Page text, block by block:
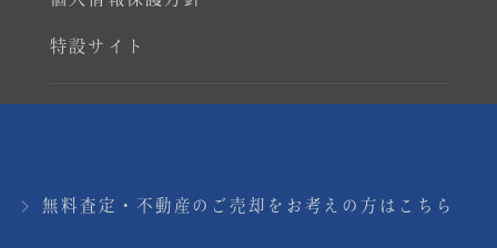
特設サイト
無料査定・不動産のご売却をお考えの方はこちら